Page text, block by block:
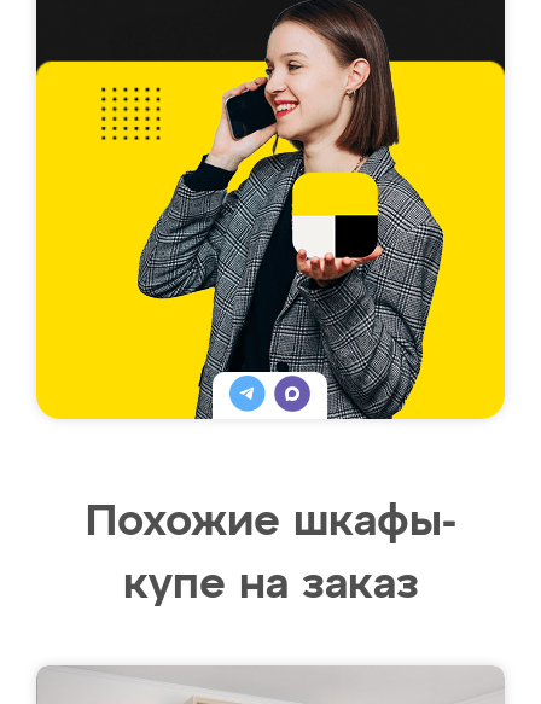
Похожие шкафы-
купе на заказ